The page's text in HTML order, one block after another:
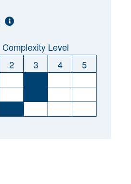
Complexity Level
2 3 4 5